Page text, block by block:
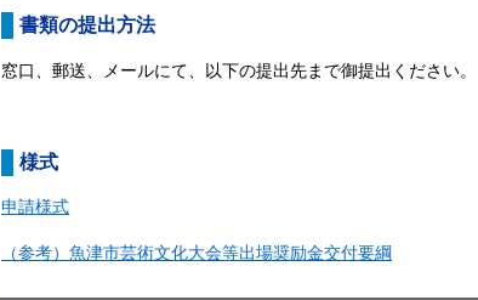
書類の提出方法
窓口、郵送、メールにて、以下の提出先まで御提出ください。
様式
申請様式
（参考）魚津市芸術文化大会等出場奨励金交付要綱